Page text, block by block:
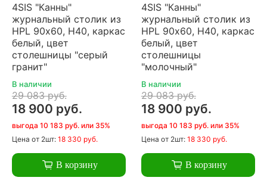
4SIS "Канны"
журнальный столик из
HPL 90х60, H40, каркас
белый, цвет
столешницы "серый
гранит"
В наличии
29 083 руб.
18 900 руб.
выгода 10 183 руб. или 35%
Цена от 2шт: 18 330 руб.
В корзину
4SIS "Канны"
журнальный столик из
HPL 90х60, H40, каркас
белый, цвет
столешницы
"молочный"
В наличии
29 083 руб.
18 900 руб.
выгода 10 183 руб. или 35%
Цена от 2шт: 18 330 руб.
В корзину